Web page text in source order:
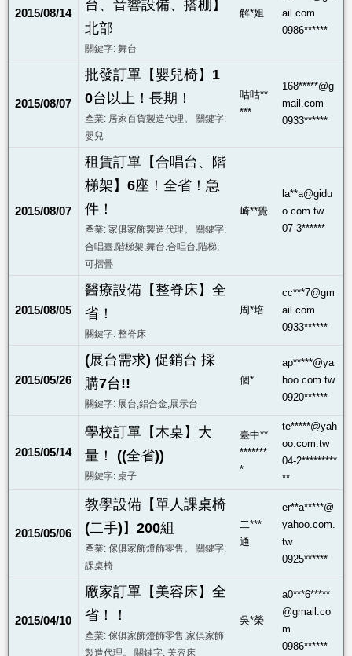
2015/08/14
台、音響設備、搭棚】
北部
關鍵字: 舞台
解*姐
ail.com
0986******
2015/08/07
批發訂單【嬰兒椅】1
0台以上！長期！
產業: 居家百貨製造代理。 關鍵字:
嬰兒
咕咕**
***
168*****@g
mail.com
0933******
2015/08/07
租賃訂單【合唱台、階
梯架】6座！全省！急
件！
產業: 家俱家飾製造代理。 關鍵字:
合唱臺,階梯架,舞台,合唱台,階梯,
可摺疊
崎**覺
la**a@gidu
o.com.tw
07-3******
2015/08/05
醫療設備【整脊床】全
省！
關鍵字: 整脊床
周*培
cc***7@gm
ail.com
0933******
2015/05/26
(展台需求) 促銷台 採
購7台!!
關鍵字: 展台,鋁合金,展示台
個*
ap*****@ya
hoo.com.tw
0920******
2015/05/14
學校訂單【木桌】大
量！ ((全省))
關鍵字: 桌子
臺中**
*******
*
te*****@yah
oo.com.tw
04-2*********
**
2015/05/06
教學設備【單人課桌椅
(二手)】200組
產業: 傢俱家飾燈飾零售。 關鍵字:
課桌椅
二***
通
er**a*****@
yahoo.com.
tw
0925******
2015/04/10
廠家訂單【美容床】全
省！！
產業: 傢俱家飾燈飾零售,家俱家飾
製造代理。 關鍵字: 美容床
吳*榮
a0***6*****
@gmail.co
m
0986******